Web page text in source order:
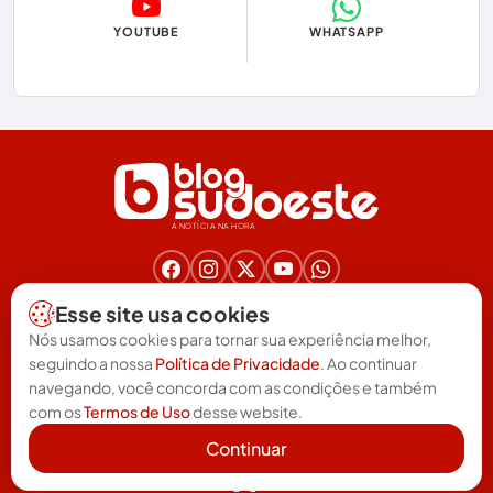
Eleições 2024
Encruzilhada
Érico Cardoso
Esportes
Feira da Mata
YOUTUBE WHATSAPP
A NOTÍCIA NA HORA
(77) 3025-6571
redacao@blogsudoeste.com.br
Política de Privacidade| Termos de uso
Esse site usa cookies
Nós usamos cookies para tornar sua experiência melhor,
seguindo a nossa Política de Privacidade. Ao continuar
navegando, você concorda com as condições e também
com osTermos de Usodesse website.
Continuar